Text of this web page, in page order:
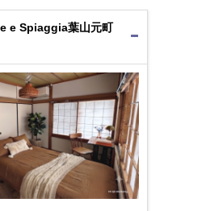
e Spiaggia葉山元町